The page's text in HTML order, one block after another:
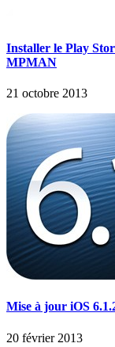
Installer le Play
MPMAN
21 octobre 2013
Mise à jour iOS
20 février 2013